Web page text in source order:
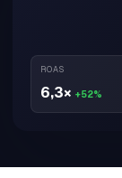
ROAS
6,3× +52%